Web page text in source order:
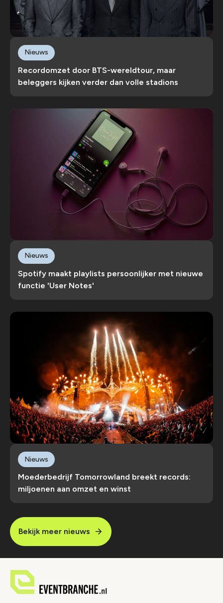
Recordomzet door BTS-wereldtour, maar
beleggers kijken verder dan volle stadions
Nieuws
Spotify maakt playlists persoonlijker met nieuwe
functie 'User Notes'
Nieuws
Moederbedrijf Tomorrowland breekt records:
miljoenen aan omzet en winst
Nieuws
Bekijk meer nieuws